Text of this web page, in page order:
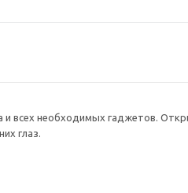
и всех необходимых гаджетов.
глаз.